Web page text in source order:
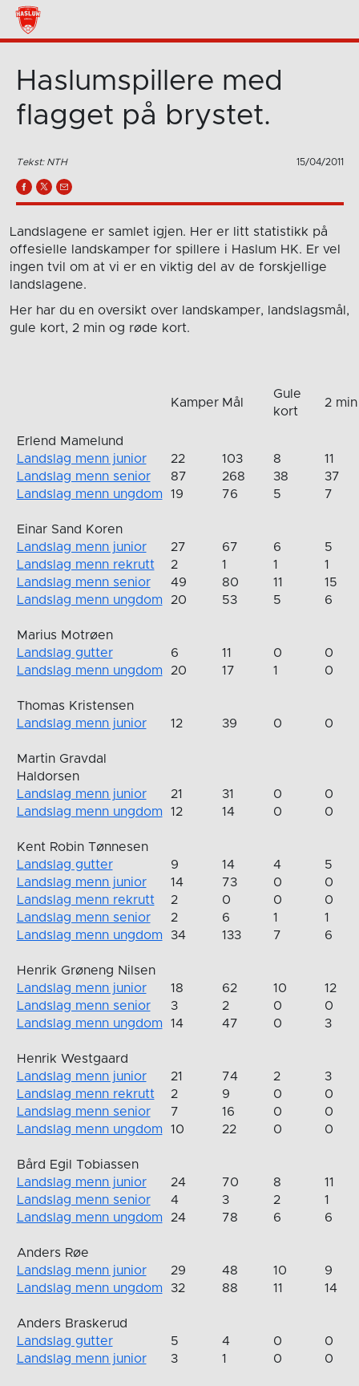
Haslumspillere med
flagget på brystet.
Tekst: NTH 15/04/2011
Landslagene er samlet igjen. Her er litt statistikk på
offesielle landskamper for spillere i Haslum HK. Er vel
ingen tvil om at vi er en viktig del av de forskjellige
landslagene.
Her har du en oversikt over landskamper, landslagsmål,
gule kort, 2 min og røde kort.
Kamper Mål
Gule
kort
2 min
Erlend Mamelund
Landslag menn junior
22 103 8
11
Landslag menn senior
87 268 38
37
Landslag menn ungdom
19 76 5 7
Einar Sand Koren
Landslag menn junior
27 67 6
5
Landslag menn rekrutt
2 1 1
1
Landslag menn senior
49 80 11
15
Landslag menn ungdom
20 53 5 6
Marius Motrøen
Landslag gutter
6 11 0
0
Landslag menn ungdom
20 17 1 0
Thomas Kristensen
Landslag menn junior
12 39 0 0
Martin Gravdal
Haldorsen
Landslag menn junior
21 31 0
0
Landslag menn ungdom
12 14 0 0
Kent Robin Tønnesen
Landslag gutter
9 14 4
5
Landslag menn junior
14 73 0
0
Landslag menn rekrutt
2 0 0
0
Landslag menn senior
2 6 1
1
Landslag menn ungdom
34 133 7 6
Henrik Grøneng Nilsen
Landslag menn junior
18 62 10
12
Landslag menn senior
3 2 0
0
Landslag menn ungdom
14 47 0 3
Henrik Westgaard
Landslag menn junior
21 74 2
3
Landslag menn rekrutt
2 9 0
0
Landslag menn senior
7 16 0
0
Landslag menn ungdom
10 22 0 0
Bård Egil Tobiassen
Landslag menn junior
24 70 8
11
Landslag menn senior
4 3 2
1
Landslag menn ungdom
24 78 6 6
Anders Røe
Landslag menn junior
29 48 10
9
Landslag menn ungdom
32 88 11 14
Anders Braskerud
Landslag gutter
5 4 0
0
Landslag menn junior
3 1 0 0